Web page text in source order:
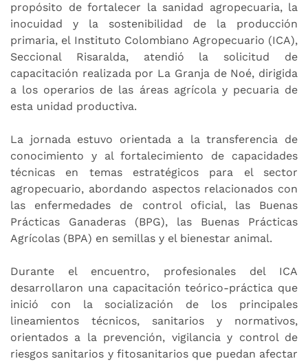
propósito de fortalecer la sanidad agropecuaria, la
inocuidad y la sostenibilidad de la producción
primaria, el Instituto Colombiano Agropecuario (ICA),
Seccional Risaralda, atendió la solicitud de
capacitación realizada por La Granja de Noé, dirigida
a los operarios de las áreas agrícola y pecuaria de
esta unidad productiva.
La jornada estuvo orientada a la transferencia de
conocimiento y al fortalecimiento de capacidades
técnicas en temas estratégicos para el sector
agropecuario, abordando aspectos relacionados con
las enfermedades de control oficial, las Buenas
Prácticas Ganaderas (BPG), las Buenas Prácticas
Agrícolas (BPA) en semillas y el bienestar animal.
Durante el encuentro, profesionales del ICA
desarrollaron una capacitación teórico-práctica que
inició con la socialización de los principales
lineamientos técnicos, sanitarios y normativos,
orientados a la prevención, vigilancia y control de
riesgos sanitarios y fitosanitarios que puedan afectar